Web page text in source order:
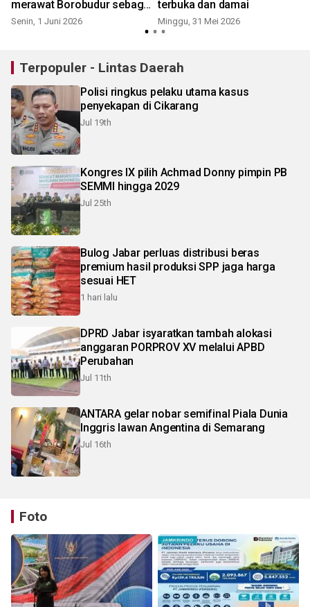
merawat Borobudur sebagai
warisan budaya
Senin, 1 Juni 2026
terbuka dan damai
Minggu, 31 Mei 2026
Terpopuler - Lintas Daerah
Polisi ringkus pelaku utama kasus
penyekapan di Cikarang
Jul 19th
Kongres IX pilih Achmad Donny pimpin PB
SEMMI hingga 2029
Jul 25th
Bulog Jabar perluas distribusi beras
premium hasil produksi SPP jaga harga
sesuai HET
1 hari lalu
DPRD Jabar isyaratkan tambah alokasi
anggaran PORPROV XV melalui APBD
Perubahan
Jul 11th
ANTARA gelar nobar semifinal Piala Dunia
Inggris lawan Angentina di Semarang
Jul 16th
Foto